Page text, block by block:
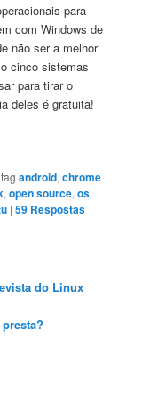
para
com Windows de
não ser a melhor
cinco sistemas
para tirar o
deles é gratuita!
tagandroid,chrome
,open source,os,
|59 Respostas
do Linux